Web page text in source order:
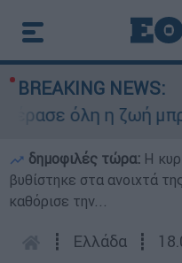
BREAKING NEWS:
όλη η ζωή
δημοφιλές τώρα: Η
βυθίστηκε στα ανοιχτά
καθόρισε την...
┋ Ελλάδα ┋